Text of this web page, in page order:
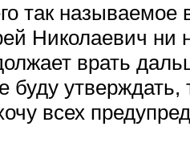
так называемое
Николаевич ни
врать
буду утверждать,
всех